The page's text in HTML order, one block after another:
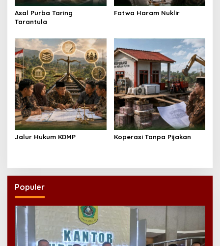
Asal Purba Taring
Tarantula
Fatwa Haram Nuklir
Jalur Hukum KDMP Koperasi Tanpa Pijakan
Populer